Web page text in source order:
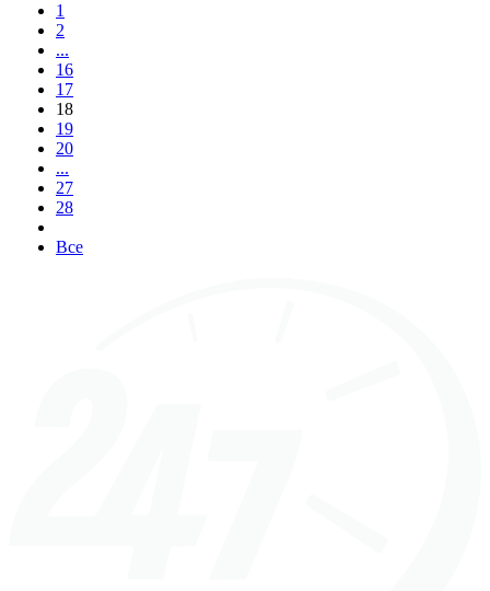
1
2
...
16
17
18
19
20
...
27
28
Все